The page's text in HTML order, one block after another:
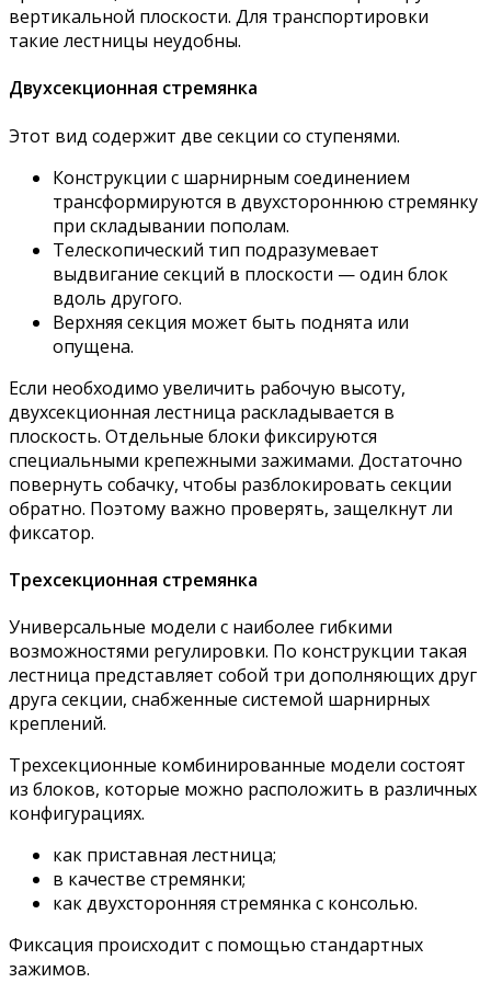
вертикальной плоскости. Для транспортировки
такие лестницы неудобны.
Двухсекционная стремянка
Этот вид содержит две секции со ступенями.
Конструкции с шарнирным соединением
трансформируются в двухстороннюю стремянку
при складывании пополам.
Телескопический тип подразумевает
выдвигание секций в плоскости — один блок
вдоль другого.
Верхняя секция может быть поднята или
опущена.
Если необходимо увеличить рабочую высоту,
двухсекционная лестница раскладывается в
плоскость. Отдельные блоки фиксируются
специальными крепежными зажимами. Достаточно
повернуть собачку, чтобы разблокировать секции
обратно. Поэтому важно проверять, защелкнут ли
фиксатор.
Трехсекционная стремянка
Универсальные модели с наиболее гибкими
возможностями регулировки. По конструкции такая
лестница представляет собой три дополняющих друг
друга секции, снабженные системой шарнирных
креплений.
Трехсекционные комбинированные модели состоят
из блоков, которые можно расположить в различных
конфигурациях.
как приставная лестница;
в качестве стремянки;
как двухсторонняя стремянка с консолью.
Фиксация происходит с помощью стандартных
зажимов.